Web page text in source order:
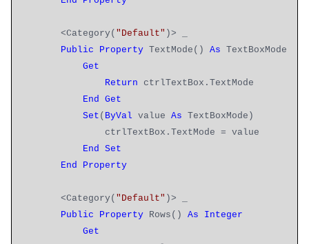
<Category( "Default" )> _
Public
Property TextMode()As TextBoxMode
Get
Return ctrlTextBox.TextMode
End
Get
Set ( ByVal valueAs TextBoxMode)
ctrlTextBox.TextMode = value
End
Set
End
Property
<Category( "Default" )> _
Public
Property Rows()As
Integer
Get